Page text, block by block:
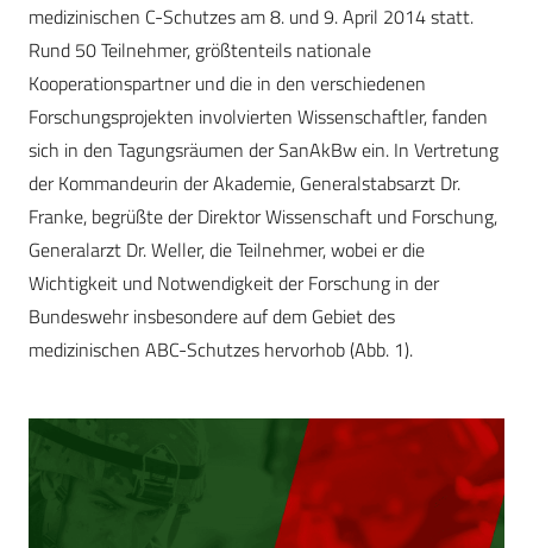
medizinischen C-Schutzes am 8. und 9. April 2014 statt.
Rund 50 Teilnehmer, größtenteils nationale
Kooperationspartner und die in den verschiedenen
Forschungsprojekten involvierten Wissenschaftler, fanden
sich in den Tagungsräumen der SanAkBw ein. In Vertretung
der Kommandeurin der Akademie, Generalstabsarzt Dr.
Franke, begrüßte der Direktor Wissenschaft und Forschung,
Generalarzt Dr. Weller, die Teilnehmer, wobei er die
Wichtigkeit und Notwendigkeit der Forschung in der
Bundeswehr insbesondere auf dem Gebiet des
medizinischen ABC-Schutzes hervorhob (Abb. 1).